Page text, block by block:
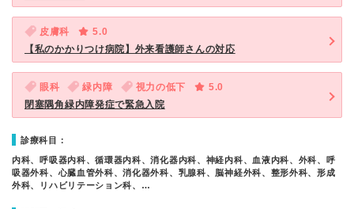
皮膚科
5.0
【私のかかりつけ病院】外来看護師さんの対応
眼科 緑内障 視力の低下
5.0
閉塞隅角緑内障発症で緊急入院
診療科目：
内科、呼吸器内科、循環器内科、消化器内科、神経内科、血液内科、外科、呼
吸器外科、心臓血管外科、消化器外科、乳腺科、脳神経外科、整形外科、形成
外科、リハビリテーション科、…